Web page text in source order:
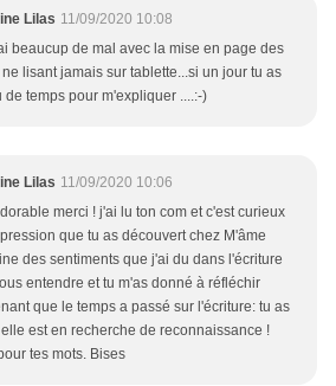
Lilas 11/09/2020 10:08
beaucup de mal avec la mise en page des
lisant jamais sur tablette...si un jour tu as
de temps pour m'expliquer ....:-)
Lilas 11/09/2020 10:06
merci ! j'ai lu ton com et c'est curieux
que tu as découvert chez M'âme
des sentiments que j'ai du dans l'écriture
entendre et tu m'as donné à réfléchir
que le temps a passé sur l'écriture: tu as
est en recherche de reconnaissance !
tes mots. Bises